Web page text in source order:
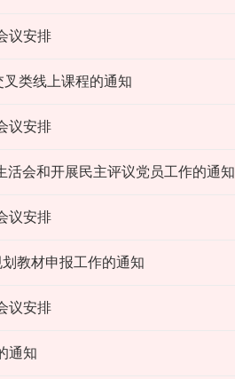
议安排
类线上课程的通知
议安排
活会和开展民主评议党员工作的通知
议安排
教材申报工作的通知
议安排
通知